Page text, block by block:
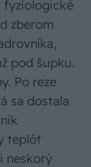
fyziologické
zberom
pod šupku.
Po reze
sa dostala
teplôt
neskorý